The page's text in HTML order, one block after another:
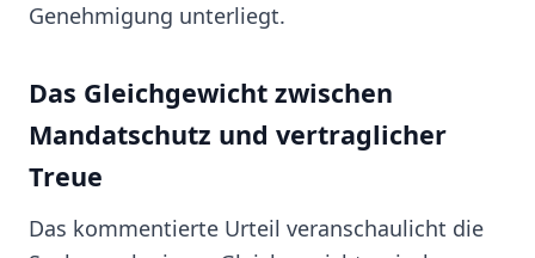
Genehmigung unterliegt.
Das Gleichgewicht zwischen
Mandatschutz und vertraglicher
Treue
Das kommentierte Urteil veranschaulicht die